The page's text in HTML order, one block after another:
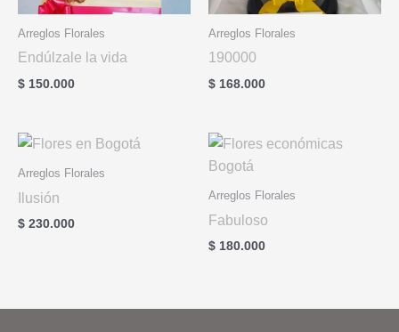
Arreglos Florales
Endúlzale la vida
$ 150.000
Arreglos Florales
190000
$ 168.000
Arreglos Florales
Ilusión
$ 230.000
Arreglos Florales
Fabuloso
$ 180.000